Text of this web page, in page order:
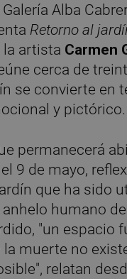
Alba
Retorno al
la artista Carmen
cerca de
se convierte en
y pictórico.
permanecerá
9 de mayo,
que ha sido
humano
"un espacio
muerte no
relatan